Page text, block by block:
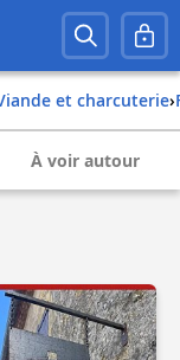
Viande et charcuterie›
À voir autour